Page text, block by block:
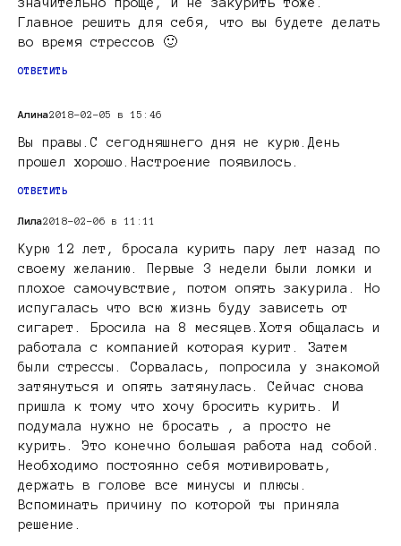
Главное решить для себя, что вы будете делать
во время стрессов 🙂
ОТВЕТИТЬ
Алина2018-02-05 в 15:46
Вы правы.С сегодняшнего дня не курю.День
прошел хорошо.Настроение появилось.
ОТВЕТИТЬ
Лила2018-02-06 в 11:11
Курю 12 лет, бросала курить пару лет назад по
своему желанию. Первые 3 недели были ломки и
плохое самочувствие, потом опять закурила. Но
испугалась что всю жизнь буду зависеть от
сигарет. Бросила на 8 месяцев.Хотя общалась и
работала с компанией которая курит. Затем
были стрессы. Сорвалась, попросила у знакомой
затянуться и опять затянулась. Сейчас снова
пришла к тому что хочу бросить курить. И
подумала нужно не бросать , а просто не
курить. Это конечно большая работа над собой.
Необходимо постоянно себя мотивировать,
держать в голове все минусы и плюсы.
Вспоминать причину по которой ты приняла
решение.